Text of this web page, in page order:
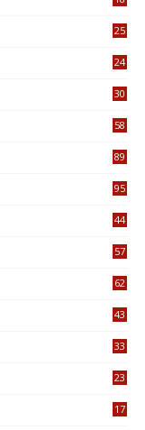
25
24
30
58
89
95
44
57
62
43
33
23
17